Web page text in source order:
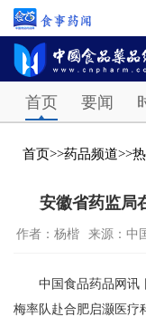
首页 要闻
首页>>药品频道>>
安徽省药监局
作者：杨楷 来源：中
中国食品药品网讯
梅率队赴合肥启灏医疗